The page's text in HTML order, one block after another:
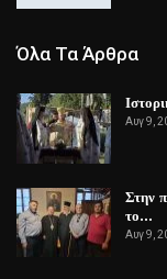
Όλα Τα Άρθρα
Αυγ 9,
Στην
το…
Αυγ 9,